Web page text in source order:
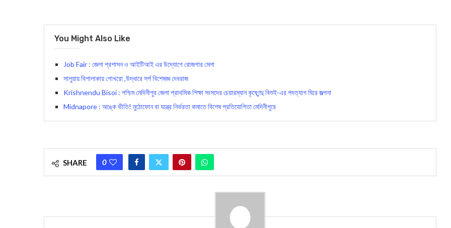
You Might Also Like
Job Fair : জেলা প্রশাসন ও আইটিআই এর উদ্যোগে রোজগার মেলা
সালুয়ায় বিশালাকায় গোখরো ,উদ্ধারে সর্প বিশেষজ্ঞ দেবরাজ
Krishnendu Bisoi : পশ্চিম মেদিনীপুর জেলা প্রাথমিক শিক্ষা সংসদের চেয়ারম্যান কৃষ্ণেন্দু বিশুই-এর পদত্যাগ ঘিরে জল্পনা
Midnapore : অঙ্কে ভীতি! মুঠোফোন বা যন্ত্রে নির্ভরত‍া কমাতে বিশেষ প্রতিযোগিত‍া মেদিনীপুরে
SHARE 0